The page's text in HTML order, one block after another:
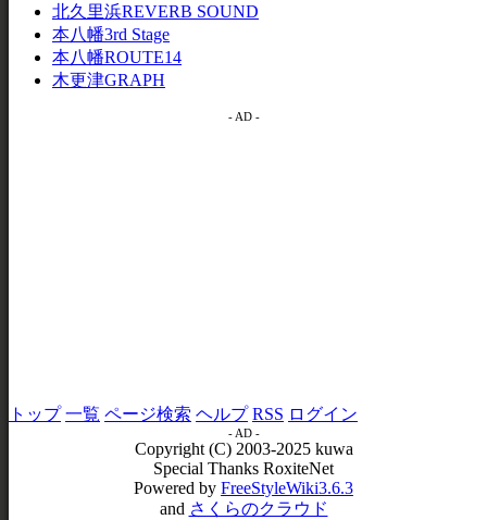
北久里浜REVERB SOUND
本八幡3rd Stage
本八幡ROUTE14
木更津GRAPH
- AD -
トップ 一覧 ページ検索 ヘルプ RSS ログイン
- AD -
Copyright (C) 2003-2025 kuwa
Special Thanks RoxiteNet
Powered by FreeStyleWiki3.6.3
and さくらのクラウド